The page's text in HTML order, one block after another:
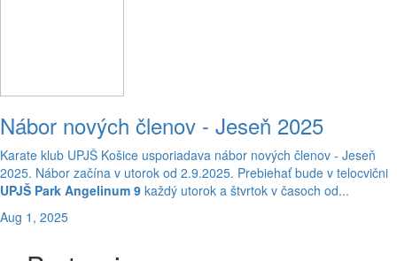
Nábor nových členov - Jeseň 2025
Karate klub UPJŠ Košice usporiadava nábor nových členov - Jeseň
2025. Nábor začína v utorok od 2.9.2025. Prebiehať bude v telocvični
UPJŠ Park Angelinum 9 každý utorok a štvrtok v časoch od...
Aug 1, 2025